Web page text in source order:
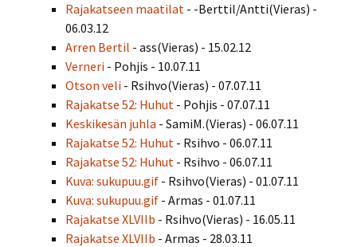
Rajakatseen maatilat - -Berttil/Antti(Vieras) -
06.03.12
Arren Bertil - ass(Vieras) - 15.02.12
Verneri - Pohjis - 10.07.11
Otson veli - Rsihvo(Vieras) - 07.07.11
Rajakatse 52: Huhut - Pohjis - 07.07.11
Keskikesän juhla - SamiM.(Vieras) - 06.07.11
Rajakatse 52: Huhut - Rsihvo - 06.07.11
Rajakatse 52: Huhut - Rsihvo - 06.07.11
Kuva: sukupuu.gif - Rsihvo(Vieras) - 01.07.11
Kuva: sukupuu.gif - Armas - 01.07.11
Rajakatse XLVIIb - Rsihvo(Vieras) - 16.05.11
Rajakatse XLVIIb - Armas - 28.03.11